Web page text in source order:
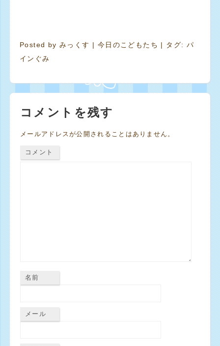
Posted byみっくす | 今日のこどもたち | タグ: パ
インぐみ
コメントを残す
メールアドレスが公開されることはありません。
コメント
名前
メール